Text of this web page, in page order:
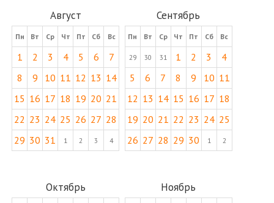
Август
Пн Вт Ср Чт Пт Сб Вс
1 2 3 4 5 6
7
8
9 10 11 12 13 14
15 16 17 18 19 20 21
22 23 24 25 26 27 28
29 30 31 1 2 3 4
Сентябрь
Пн Вт Ср Чт Пт Сб Вс
29 30 31 1 2 3
4
5
6 7 8 9 10 11
12 13 14 15 16 17 18
19 20 21 22 23 24 25
26 27 28 29 30 1 2
Октябрь Ноябрь